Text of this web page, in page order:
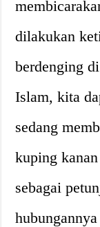
dilakukan
berdenging
Islam, kita
sedang
kuping
sebagai